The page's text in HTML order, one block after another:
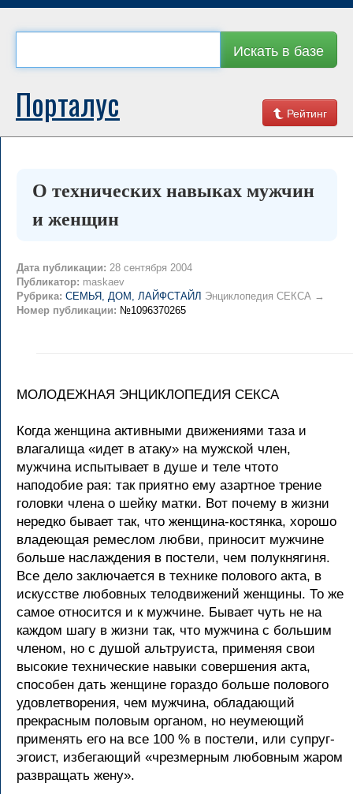
Искать в базе
Рейтинг
Порталус
О технических навыках мужчин
и женщин
Дата публикации: 28 сентября 2004
Публикатор: maskaev
Рубрика: СЕМЬЯ, ДОМ, ЛАЙФСТАЙЛ Энциклопедия СЕКСА →
Номер публикации: №1096370265
МОЛОДЕЖНАЯ ЭНЦИКЛОПЕДИЯ СЕКСА
Когда женщина активными движениями таза и
влагалища «идет в атаку» на мужской член,
мужчина испытывает в душе и теле чтото
наподобие рая: так приятно ему азартное трение
головки члена о шейку матки. Вот почему в жизни
нередко бывает так, что женщина-костянка, хорошо
владеющая ремеслом любви, приносит мужчине
больше наслаждения в постели, чем полукнягиня.
Все дело заключается в технике полового акта, в
искусстве любовных телодвижений женщины. То же
самое относится и к мужчине. Бывает чуть не на
каждом шагу в жизни так, что мужчина с большим
членом, но с душой альтруиста, применяя свои
высокие технические навыки совершения акта,
способен дать женщине гораздо больше полового
удовлетворения, чем мужчина, обладающий
прекрасным половым органом, но неумеющий
применять его на все 100 % в постели, или супруг-
эгоист, избегающий «чрезмерным любовным жаром
развращать жену».